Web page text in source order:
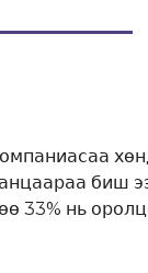
биш
33% нь